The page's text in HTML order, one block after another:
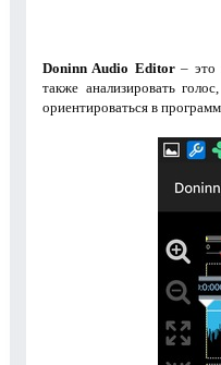
Doninn Audio Editor– это
также анализировать
ориентироваться в